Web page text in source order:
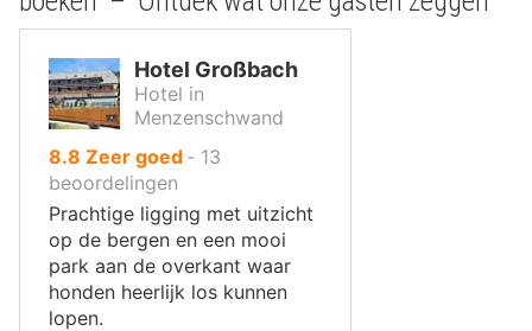
Hotel Großbach
Hotel in
Menzenschwand
8.8 uit
10
,
Zeer goed ‐ 13
beoordelingen
Prachtige ligging met uitzicht
op de bergen en een mooi
park aan de overkant waar
honden heerlijk los kunnen
lopen.